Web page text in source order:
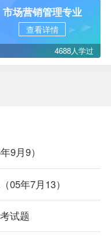
市场营销管理专业
查看详情
4688人学过
9月9）
05年7月13）
试题